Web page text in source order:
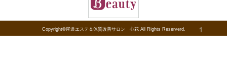
Copyright©尾道エステ＆体質改善サロン 心花 All Rights Reserverd.